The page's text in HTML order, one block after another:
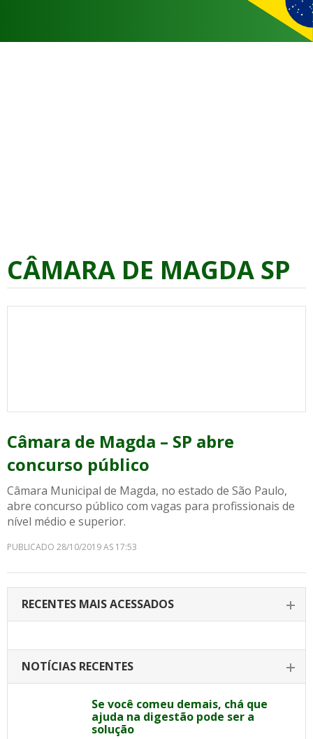
CÂMARA DE MAGDA SP
Câmara de Magda – SP abre
concurso público
Câmara Municipal de Magda, no estado de São Paulo,
abre concurso público com vagas para profissionais de
nível médio e superior.
PUBLICADO 28/10/2019 AS 17:53
RECENTES MAIS ACESSADOS
NOTÍCIAS RECENTES
Se você comeu demais, chá que
ajuda na digestão pode ser a
solução